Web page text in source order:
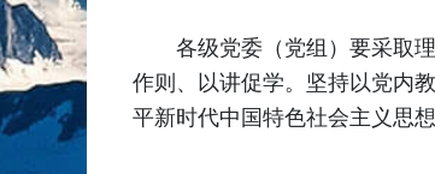
各级党委（党组）要采取
作则、以讲促学。坚持以党内
平新时代中国特色社会主义思